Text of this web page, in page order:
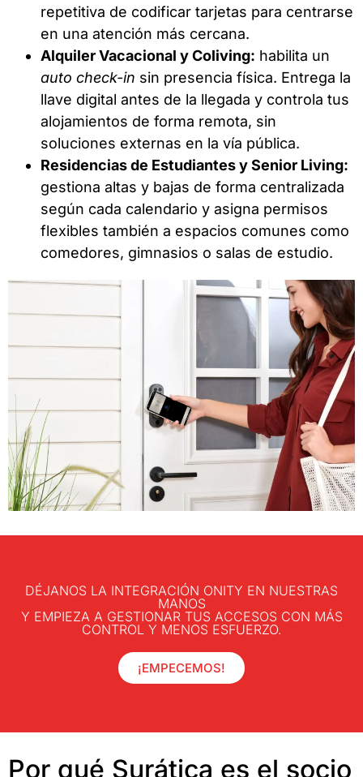
repetitiva de codificar tarjetas para centrarse
en una atención más cercana.
Alquiler Vacacional y Coliving: habilita un
auto check-in sin presencia física. Entrega la
llave digital antes de la llegada y controla tus
alojamientos de forma remota, sin
soluciones externas en la vía pública.
Residencias de Estudiantes y Senior Living:
gestiona altas y bajas de forma centralizada
según cada calendario y asigna permisos
flexibles también a espacios comunes como
comedores, gimnasios o salas de estudio.
DÉJANOS LA INTEGRACIÓN ONITY EN NUESTRAS
MANOS
Y EMPIEZA A GESTIONAR TUS ACCESOS CON MÁS
CONTROL Y MENOS ESFUERZO.
¡EMPECEMOS!
Por qué Surática es el socio